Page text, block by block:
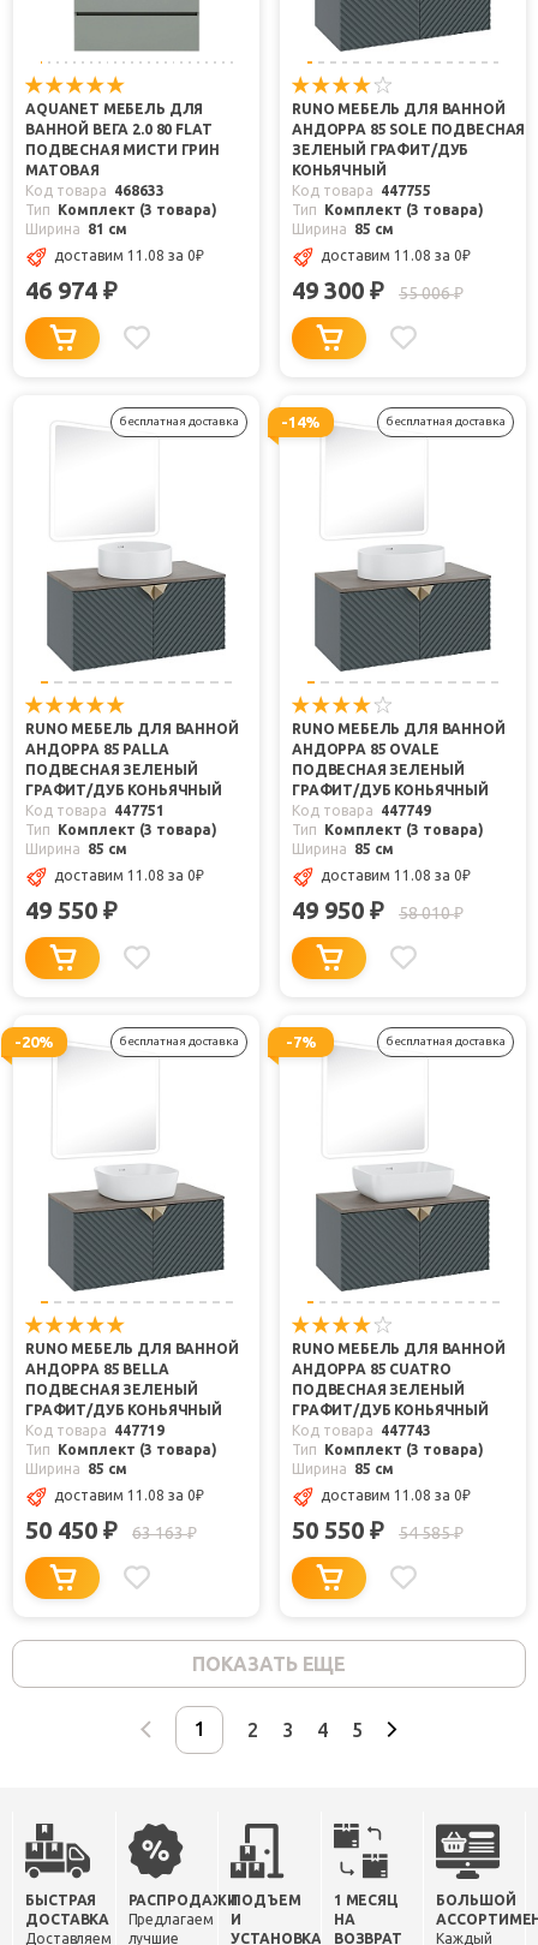
AQUANET МЕБЕЛЬ ДЛЯ
ВАННОЙ ВЕГА 2.0 80 FLAT
ПОДВЕСНАЯ МИСТИ ГРИН
МАТОВАЯ
Код товара
468633
Тип
Комплект (3 товара)
Ширина
81 см
доставим 11.08 за 0₽
46 974 ₽
RUNO МЕБЕЛЬ ДЛЯ ВАННОЙ
АНДОРРА 85 SOLE ПОДВЕСНАЯ
ЗЕЛЕНЫЙ ГРАФИТ/ДУБ
КОНЬЯЧНЫЙ
Код товара
447755
Тип
Комплект (3 товара)
Ширина
85 см
доставим 11.08 за 0₽
49 300 ₽ 55 006₽
бесплатная доставка
RUNO МЕБЕЛЬ ДЛЯ ВАННОЙ
АНДОРРА 85 PALLA
ПОДВЕСНАЯ ЗЕЛЕНЫЙ
ГРАФИТ/ДУБ КОНЬЯЧНЫЙ
Код товара
447751
Тип
Комплект (3 товара)
Ширина
85 см
доставим 11.08 за 0₽
49 550 ₽
-14% бесплатная доставка
RUNO МЕБЕЛЬ ДЛЯ ВАННОЙ
АНДОРРА 85 OVALE
ПОДВЕСНАЯ ЗЕЛЕНЫЙ
ГРАФИТ/ДУБ КОНЬЯЧНЫЙ
Код товара
447749
Тип
Комплект (3 товара)
Ширина
85 см
доставим 11.08 за 0₽
49 950 ₽ 58 010₽
-20% бесплатная доставка
RUNO МЕБЕЛЬ ДЛЯ ВАННОЙ
АНДОРРА 85 BELLA
ПОДВЕСНАЯ ЗЕЛЕНЫЙ
ГРАФИТ/ДУБ КОНЬЯЧНЫЙ
Код товара
447719
Тип
Комплект (3 товара)
Ширина
85 см
доставим 11.08 за 0₽
50 450 ₽ 63 163₽
-7% бесплатная доставка
RUNO МЕБЕЛЬ ДЛЯ ВАННОЙ
АНДОРРА 85 CUATRO
ПОДВЕСНАЯ ЗЕЛЕНЫЙ
ГРАФИТ/ДУБ КОНЬЯЧНЫЙ
Код товара
447743
Тип
Комплект (3 товара)
Ширина
85 см
доставим 11.08 за 0₽
50 550 ₽ 54 585₽
ПОКАЗАТЬ ЕЩЕ
2 3 4 5
БЫСТРАЯ
ДОСТАВКА
Доставляем
РАСПРОДАЖИ
Предлагаем
лучшие
ПОДЪЕМ
И
УСТАНОВКА
1 МЕСЯЦ
НА
ВОЗВРАТ
БОЛЬШОЙ
Каждый